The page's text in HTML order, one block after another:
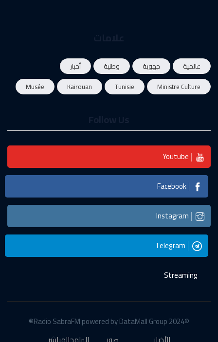
عالمية جهوية وطنية
أخبار
Ministre Culture
Tunisie
Kairouan
Musée
Youtube
Facebook
Instagram
Telegram
Streaming
©2024 Radio SabraFM powered by DataMall Group®